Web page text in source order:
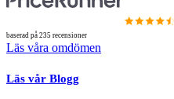
baserad på 235 recensioner
Läs våra omdömen
Läs vår Blogg